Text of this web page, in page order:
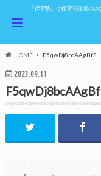
「保育塾」は保育関係者の
HOME F5qwDj8bcAAgBfS
2023.09.11